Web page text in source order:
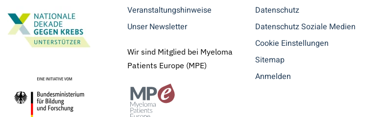
Veranstaltungshinweise
Unser Newsletter
Wir sind Mitglied bei Myeloma
Patients Europe (MPE)
Datenschutz
Datenschutz Soziale Medien
Cookie Einstellungen
Sitemap
Anmelden